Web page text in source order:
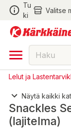
Tu
ki
Valitse
Lelut ja
Näytä kaikki
Snackles
(lajitelma)